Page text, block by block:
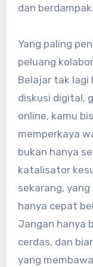
dan berdampak.
Yang paling
peluang
Belajar tak lagi
diskusi digital,
online, kamu
memperkaya
bukan hanya
katalisator
sekarang,
hanya cepat
Jangan hanya
cerdas, dan
yang